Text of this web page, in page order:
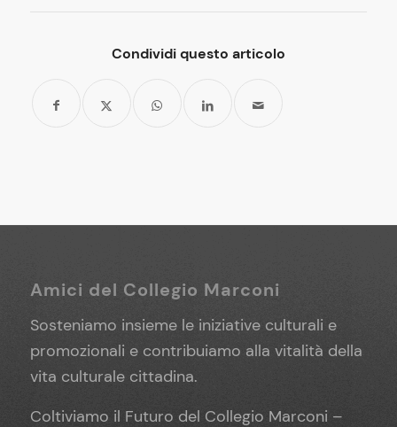
Condividi questo articolo
Amici del Collegio Marconi
Sosteniamo insieme le iniziative culturali e
promozionali e contribuiamo alla vitalità della
vita culturale cittadina.
Coltiviamo il Futuro del Collegio Marconi –